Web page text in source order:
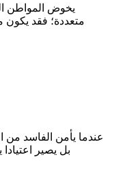
يخوض المواطن
متعددة؛ فقد يكون
عندما يأمن الفاسد من
بل يصير